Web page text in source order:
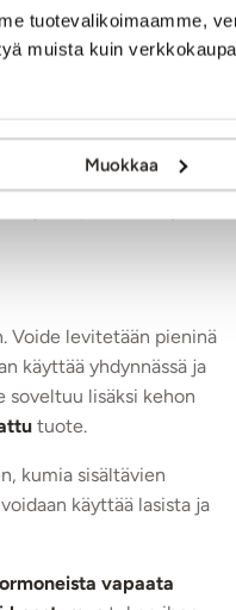
tuotevalikoimaamme,
muista kuin
Muokkaa
sheavoina) on
ja
ja
on mieto ja vegaaninen.
Voide levitetään pieninä
käyttää yhdynnässä ja
soveltuu lisäksi kehon
tuote.
kumia sisältävien
käyttää lasista ja
vapaata